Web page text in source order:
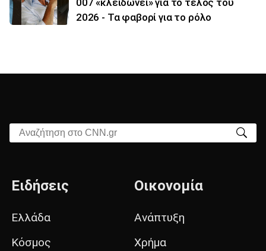
2026 - Τα φαβορί για το ρόλο
Αναζήτηση στο CNN.gr
Ειδήσεις
Ελλάδα
Κόσμος
Οικονομία
Ανάπτυξη
Χρήμα